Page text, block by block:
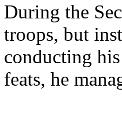
During the
troops, but
conducting
feats, he